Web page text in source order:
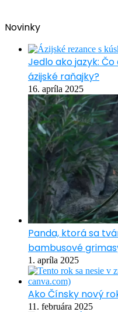
Novinky
Jedlo ako jazyk:
ázijské raňajky?
16. apríla 2025
Panda, ktorá sa
bambusové
1. apríla 2025
Ako Čínsky nový
11. februára 2025